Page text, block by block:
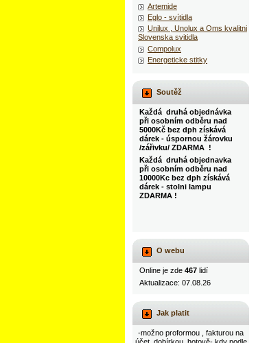
Artemide
Eglo - svítidla
Unilux , Unolux a Oms kvalitni
Slovenska svitidla
Compolux
Energeticke stitky
Soutěž
Každá druhá objednávka
při osobním odběru nad
5000Kč bez dph získává
dárek - úspornou žárovku
/zářivku/ ZDARMA !
Každá druhá objednavka
při osobním odběru nad
10000Kc bez dph získává
dárek - stolni lampu
ZDARMA !
O webu
Online je zde 467 lidí
Aktualizace: 07.08.26
Jak platit
-možno proformou , fakturou na